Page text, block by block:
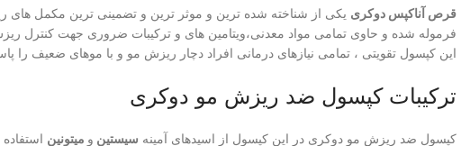
قرص آناکپس دوکری یکی از شناخته شده ترین و موثر ترین و تضمینی ترین مکمل
فرموله شده و حاوی تمامی مواد معدنی،ویتامین های و ترکیبات ضروری جهت کنترل
این کپسول تقویتی ، تمامی نیازهای درمانی افراد دچار ریزش مو و با موهای ضعیف را
ترکیبات کپسول ضد ریزش مو دوکری
کپسول ضد ریزش مو دوکری در این کپسول از اسیدهای آمینه سیستین و میتونین